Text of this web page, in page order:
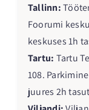
Tallinn:
Foorumi
keskuses 1h
Tartu: Tartu
108.
juures 2h